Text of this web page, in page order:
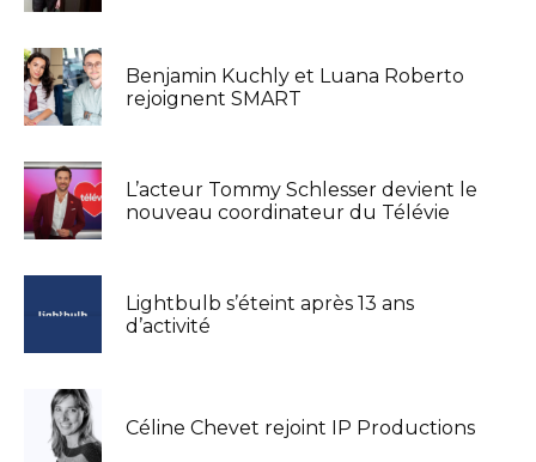
Benjamin Kuchly et Luana Roberto
rejoignent SMART
L’acteur Tommy Schlesser devient le
nouveau coordinateur du Télévie
Lightbulb s’éteint après 13 ans
d’activité
Céline Chevet rejoint IP Productions